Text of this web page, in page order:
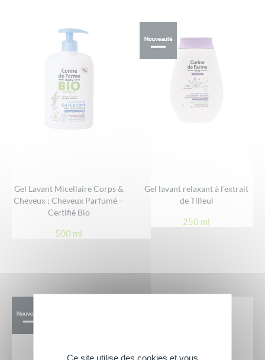
Gel Lavant Micellaire Corps &
Cheveux ; Cheveux Parfumé –
Certifié Bio
500 ml
Gel lavant relaxant à l’extrait
de Tilleul
250 ml
Ce site utilise des cookies et vous